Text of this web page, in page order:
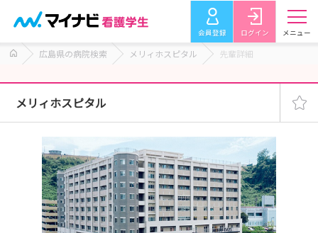
会員登録 ログイン メニュー
広島県の病院検索 メリィホスピタル 先輩詳細
メリィホスピタル